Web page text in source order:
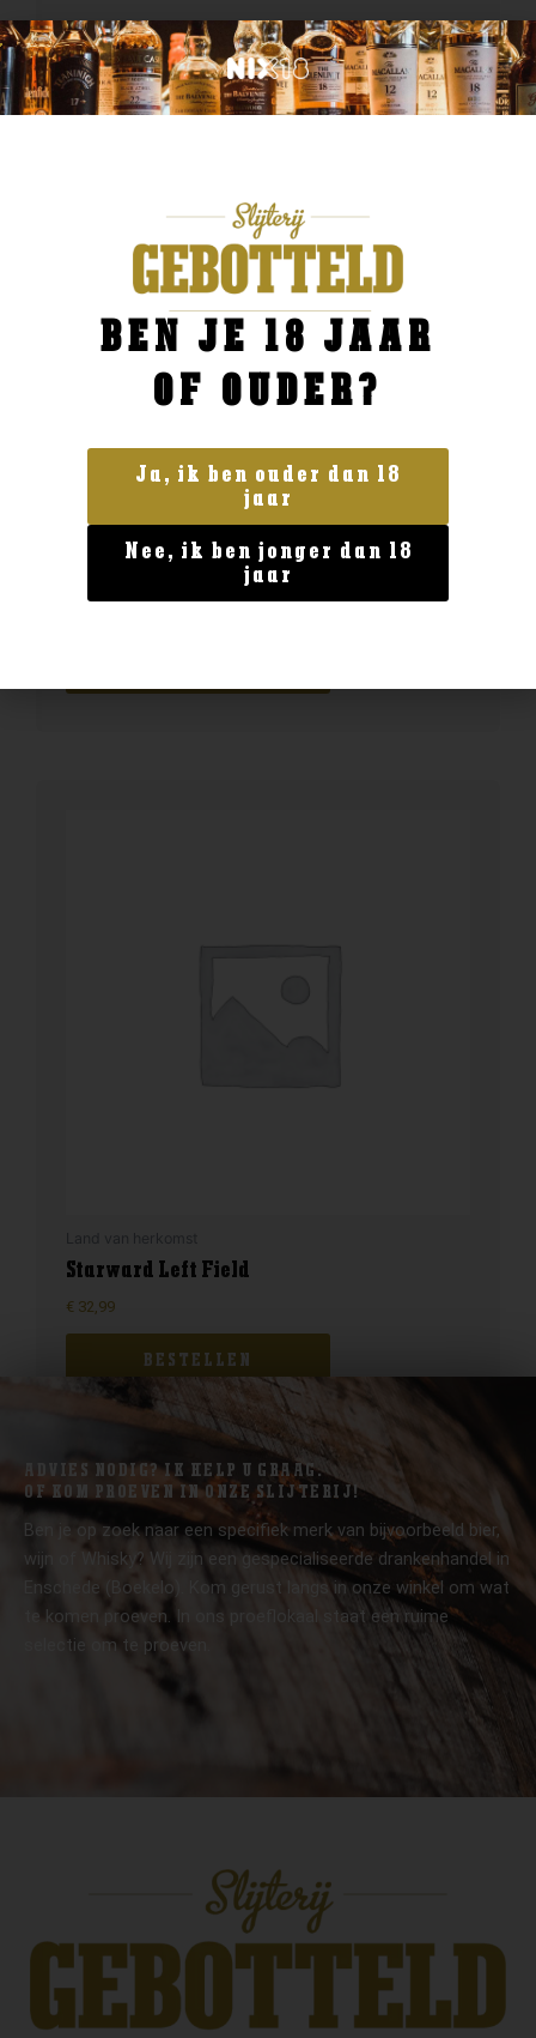
Land van herkomst
Fettercairn 12 year
Starward Left Field
€ 32,99
BESTELLEN
ADVIES NODIG? IK HELP U GRAAG.
OF KOM PROEVEN IN ONZE SLIJTERIJ!
Ben je op zoek naar een specifiek merk van bijvoorbeeld bier,
wijn of Whisky? Wij zijn een gespecialiseerde drankenhandel in
Enschede (Boekelo). Kom gerust langs in onze winkel om wat
te komen proeven. In ons proeflokaal staat een ruime
selectie om te proeven.
BEN JE 18 JAAR
OF OUDER?
Ja, ik ben ouder dan 18
jaar
Nee, ik ben jonger dan 18
jaar